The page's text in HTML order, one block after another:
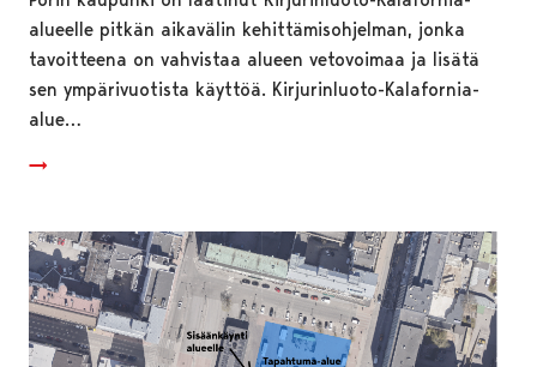
alueelle pitkän aikavälin kehittämisohjelman, jonka
tavoitteena on vahvistaa alueen vetovoimaa ja lisätä
sen ympärivuotista käyttöä. Kirjurinluoto-Kalafornia-
alue…